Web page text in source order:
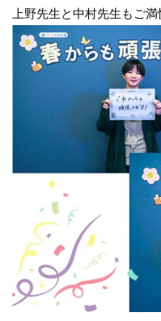
上野先生と中村先生もご